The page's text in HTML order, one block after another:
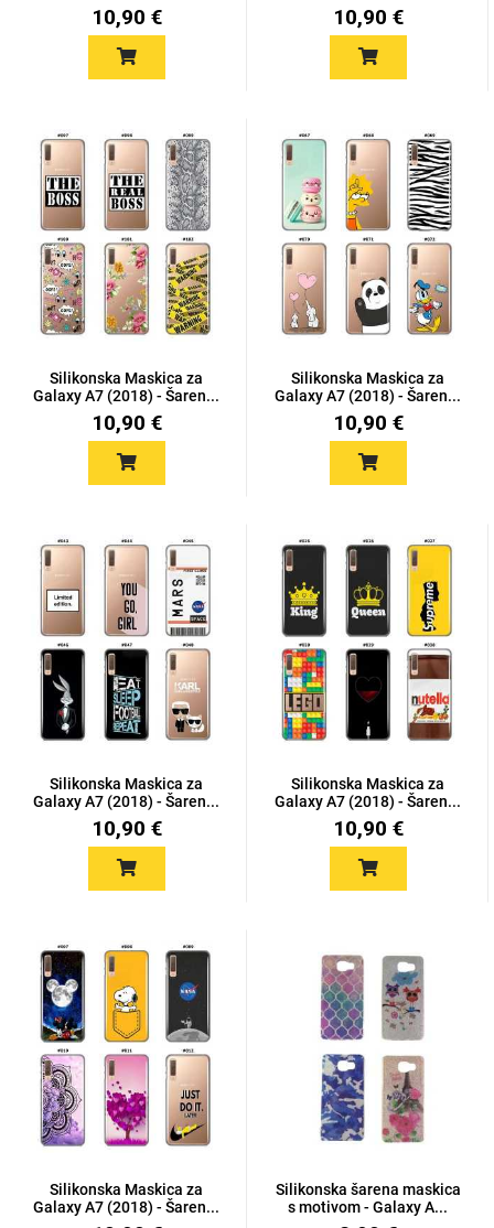
10,90 € 10,90 €
Silikonska Maskica za
Galaxy A7 (2018) - Šaren...
10,90 €
Silikonska Maskica za
Galaxy A7 (2018) - Šaren...
10,90 €
Silikonska Maskica za
Galaxy A7 (2018) - Šaren...
10,90 €
Silikonska Maskica za
Galaxy A7 (2018) - Šaren...
10,90 €
Silikonska Maskica za
Galaxy A7 (2018) - Šaren...
Silikonska šarena maskica
s motivom - Galaxy A...